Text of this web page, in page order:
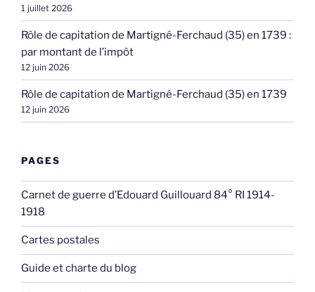
1 juillet 2026
Rôle de capitation de Martigné-Ferchaud (35) en 1739 :
par montant de l’impôt
12 juin 2026
Rôle de capitation de Martigné-Ferchaud (35) en 1739
12 juin 2026
PAGES
Carnet de guerre d’Edouard Guillouard 84° RI 1914-
1918
Cartes postales
Guide et charte du blog